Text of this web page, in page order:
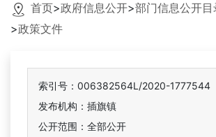
首页>政府信息公开>部门信息公开目
>政策文件
索引号：006382564L/2020-1777544
发布机构：插旗镇
公开范围：全部公开